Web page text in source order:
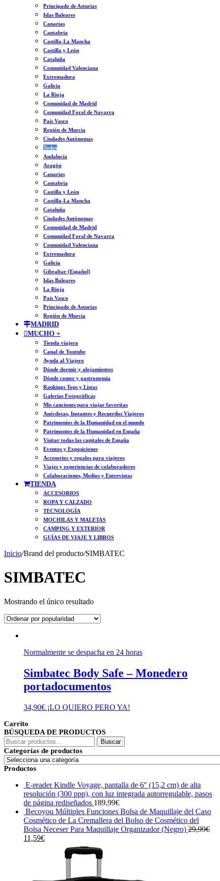
Principado de Asturias
Islas Baleares
Canarias
Cantabria
Castilla-La Mancha
Castilla y León
Cataluña
Comunidad Valenciana
Extremadura
Galicia
La Rioja
Comunidad de Madrid
Comunidad Foral de Navarra
País Vasco
Región de Murcia
Ciudades Autónomas
Todos
Andalucía
Aragón
Canarias
Cantabria
Castilla y León
Castilla-La Mancha
Cataluña
Ciudades Autónomas
Comunidad de Madrid
Comunidad Foral de Navarra
Comunidad Valenciana
Extremadura
Galicia
Gibraltar (Español)
Islas Baleares
La Rioja
País Vasco
Principado de Asturias
Región de Murcia
MADRID
MUCHO +
Tienda viajera
Canal de Youtube
Ayuda al Viajero
Dónde dormir y alojamientos
Dónde comer y gastronomía
Rankings Tops y Listas
Galerías Fotográficas
Mis canciones para viajar favoritas
Anécdotas, Instantes y Recuerdos Viajeros
Patrimonios de la Humanidad en el mundo
Patrimonios de la Humanidad en España
Visitar todas las capitales de España
Eventos y Exposiciones
Accesorios y regalos para viajeros
Viajes y experiencias de colaboradores
Colaboraciones, Medios y Entrevistas
TIENDA
ACCESORIOS
ROPA Y CALZADO
TECNOLOGÍA
MOCHILAS Y MALETAS
CAMPING Y EXTERIOR
GUÍAS DE VIAJE Y LIBROS
Inicio/Brand del producto/SIMBATEC
SIMBATEC
Mostrando el único resultado
Normalmente se despacha en 24 horas
Simbatec Body Safe – Monedero
portadocumentos
34,90€ ¡LO QUIERO PERO YA!
Carrito
BÚSQUEDA DE PRODUCTOS
Buscar
por:
Buscar
Categorías de productos
Productos
E-reader Kindle Voyage, pantalla de 6'' (15,2 cm) de alta
resolución (300 ppp), con luz integrada autorregulable, pasos
de página rediseñados 189,99€
Becoyou Múltiples Funciones Bolsa de Maquillaje del Caso
Cosmético de La Cremallera del Bolso de Cosmético del
Bolsa Neceser Para Maquillaje Organizador (Negro) 29,99€
El
11,59€El